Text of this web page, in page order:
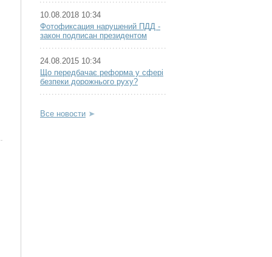
10.08.2018 10:34
Фотофиксация нарушений ПДД -
закон подписан президентом
24.08.2015 10:34
Що передбачає реформа у сфері
безпеки дорожнього руху?
Все новости